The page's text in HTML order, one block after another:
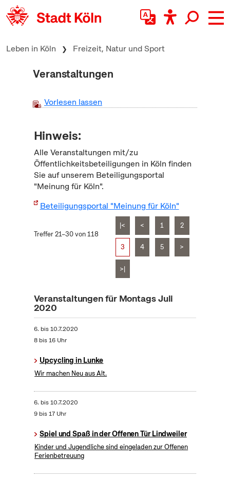
zum Inhalt springen
Leben in Köln Freizeit, Natur und Sport
Veranstaltungen
Vorlesen lassen
Hinweis:
Alle Veranstaltungen mit/zu
Öffentlichkeitsbeteiligungen in Köln finden
Sie auf unserem Beteiligungsportal
"Meinung für Köln".
Beteiligungsportal "Meinung für Köln"
Treffer 21–30 von 118
|< < 1 2
3 4 5 >
>|
Veranstaltungen für Montags Juli
2020
6. bis10.7.2020
8 bis 16 Uhr
Upcycling in Lunke
Wir machen Neu aus Alt.
6. bis10.7.2020
9 bis 17 Uhr
Spiel und Spaß in der Offenen Tür Lindweiler
Kinder und Jugendliche sind eingeladen zur Offenen
Ferienbetreuung